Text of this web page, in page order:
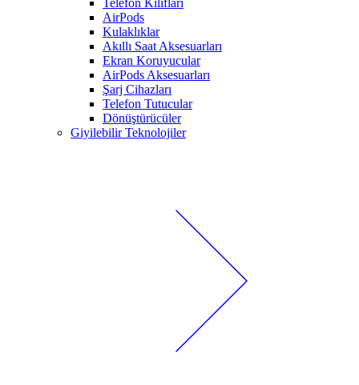
Telefon Kılıfları
AirPods
Kulaklıklar
Akıllı Saat Aksesuarları
Ekran Koruyucular
AirPods Aksesuarları
Şarj Cihazları
Telefon Tutucular
Dönüştürücüler
Giyilebilir Teknolojiler